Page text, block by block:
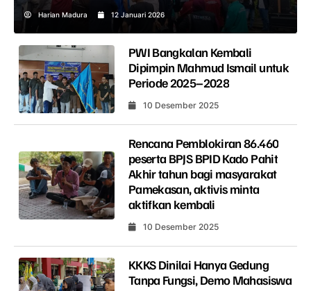
Harian Madura 12 Januari 2026
PWI Bangkalan Kembali
Dipimpin Mahmud Ismail untuk
Periode 2025–2028
10 Desember 2025
Rencana Pemblokiran 86.460
peserta BPJS BPID Kado Pahit
Akhir tahun bagi masyarakat
Pamekasan, aktivis minta
aktifkan kembali
10 Desember 2025
KKKS Dinilai Hanya Gedung
Tanpa Fungsi, Demo Mahasiswa